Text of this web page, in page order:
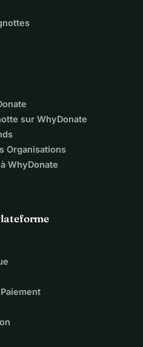
sur WhyDonate
Organisations
WhyDonate